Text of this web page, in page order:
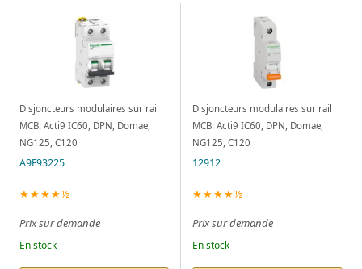
Disjoncteurs modulaires sur rail
MCB: Acti9 IC60, DPN, Domae,
NG125, C120
A9F93225
★★★★½
Prix sur demande
En stock
Disjoncteurs modulaires sur rail
MCB: Acti9 IC60, DPN, Domae,
NG125, C120
12912
★★★★½
Prix sur demande
En stock